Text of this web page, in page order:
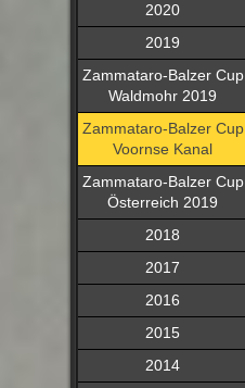
2020
2019
Zammataro-Balzer Cup
Waldmohr 2019
Zammataro-Balzer Cup
Voornse Kanal
Zammataro-Balzer Cup
Österreich 2019
2018
2017
2016
2015
2014